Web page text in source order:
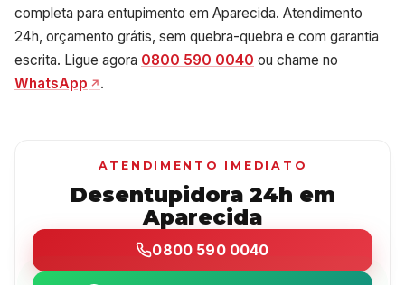
completa para entupimento em Aparecida. Atendimento
24h, orçamento grátis, sem quebra-quebra e com garantia
escrita. Ligue agora 0800 590 0040 ou chame no
WhatsApp
.
ATENDIMENTO IMEDIATO
Desentupidora 24h em
Aparecida
0800 590 0040